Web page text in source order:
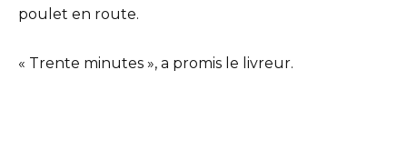
poulet en route.
« Trente minutes », a promis le livreur.